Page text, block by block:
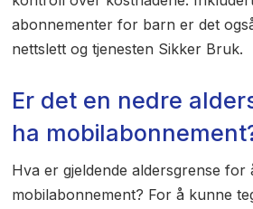
abonnementer for barn er det
nettslett og tjenesten Sikker Bruk.
Er det en nedre
ha
Hva er gjeldende aldersgrense for
mobilabonnement? For å kunne